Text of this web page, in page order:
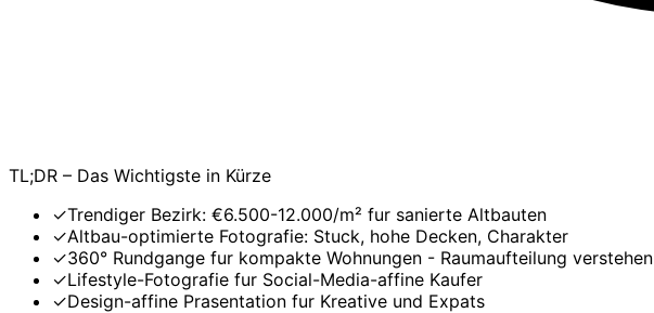
TL;DR – Das Wichtigste in Kürze
✓Trendiger Bezirk: €6.500-12.000/m² fur sanierte Altbauten
✓Altbau-optimierte Fotografie: Stuck, hohe Decken, Charakter
✓360° Rundgange fur kompakte Wohnungen - Raumaufteilung verstehen
✓Lifestyle-Fotografie fur Social-Media-affine Kaufer
✓Design-affine Prasentation fur Kreative und Expats